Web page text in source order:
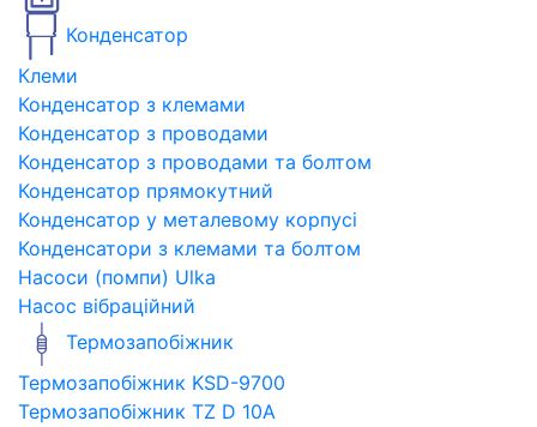
Конденсатор
Клеми
Конденсатор з клемами
Конденсатор з проводами
Конденсатор з проводами та болтом
Конденсатор прямокутний
Конденсатор у металевому корпусі
Конденсатори з клемами та болтом
Насоси (помпи) Ulka
Насос вібраційний
Термозапобіжник
Термозапобіжник KSD-9700
Термозапобіжник TZ D 10A